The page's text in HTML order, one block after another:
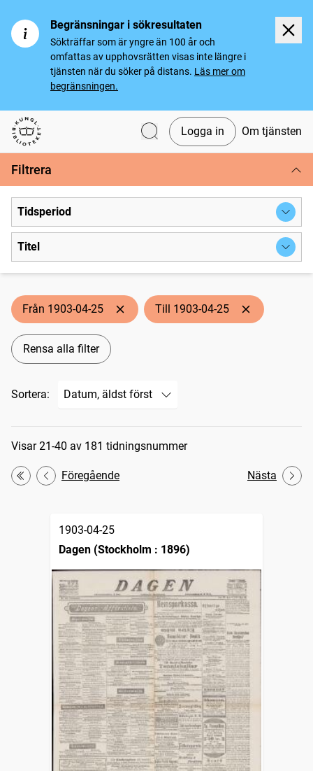
Begränsningar i sökresultaten
Sökträffar som är yngre än 100 år och
omfattas av upphovsrätten visas inte längre i
tjänsten när du söker på distans. Läs mer om
begränsningen.
Svenska tidningar
Logga in Om tjänsten
Filtrera
Tidsperiod
Titel
Från 1903-04-25 Till 1903-04-25
Rensa alla filter
Sortera:
Sökresultat
Visar 21-40 av 181 tidningsnummer
Första
Föregående Nästa
1903-04-25
Dagen (Stockholm : 1896)